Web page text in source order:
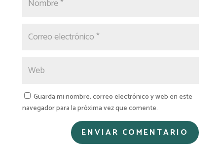
Guarda mi nombre, correo electrónico y web en este
navegador para la próxima vez que comente.